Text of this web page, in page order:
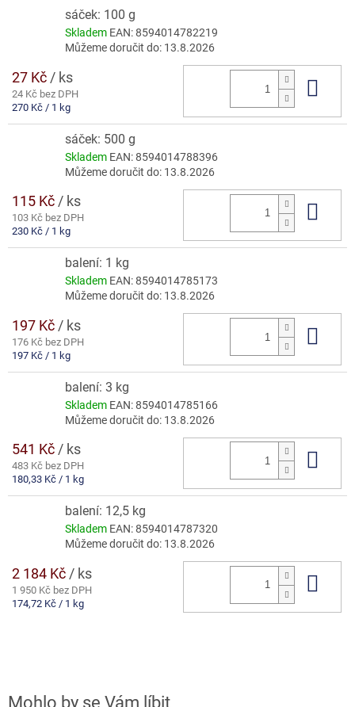
sáček: 100 g
Skladem EAN:8594014782219
Můžeme doručit do: 13.8.2026
27 Kč / ks
24 Kč bez DPH
Měrná
270 Kč / 1 kg
sáček: 500 g
Skladem EAN:8594014788396
Můžeme doručit do: 13.8.2026
115 Kč/ ks
103 Kč bez DPH
Měrná
230 Kč / 1 kg
balení: 1 kg
Skladem EAN:8594014785173
Můžeme doručit do: 13.8.2026
197 Kč / ks
176 Kč bez DPH
Měrná
197 Kč / 1 kg
balení: 3 kg
Skladem EAN:8594014785166
Můžeme doručit do: 13.8.2026
541 Kč/ ks
483 Kč bez DPH
Měrná
180,33 Kč / 1 kg
balení: 12,5 kg
Skladem EAN:8594014787320
Můžeme doručit do: 13.8.2026
2 184 Kč / ks
1 950 Kč bez DPH
Měrná
174,72 Kč / 1 kg